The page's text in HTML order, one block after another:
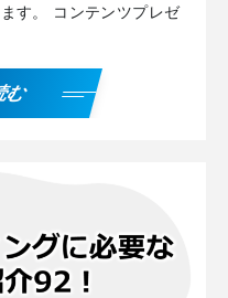
す。 コンテンツプレゼ
む